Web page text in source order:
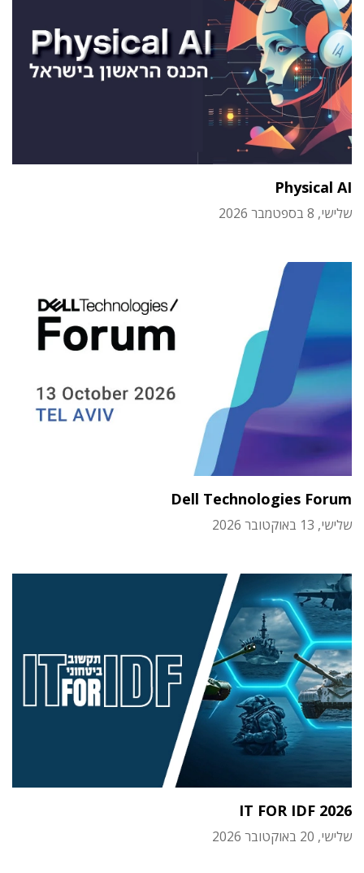
Physical AI
שלישי, 8 בספטמבר 2026
Dell Technologies Forum
שלישי, 13 באוקטובר 2026
IT FOR IDF 2026
שלישי, 20 באוקטובר 2026